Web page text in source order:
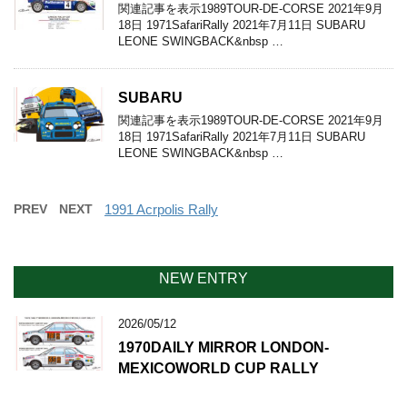
関連記事を表示1989TOUR-DE-CORSE 2021年9月
18日 1971SafariRally 2021年7月11日 SUBARU
LEONE SWINGBACK&nbsp …
SUBARU
関連記事を表示1989TOUR-DE-CORSE 2021年9月
18日 1971SafariRally 2021年7月11日 SUBARU
LEONE SWINGBACK&nbsp …
PREV NEXT 1991 Acrpolis Rally
NEW ENTRY
2026/05/12
1970DAILY MIRROR LONDON-
MEXICOWORLD CUP RALLY